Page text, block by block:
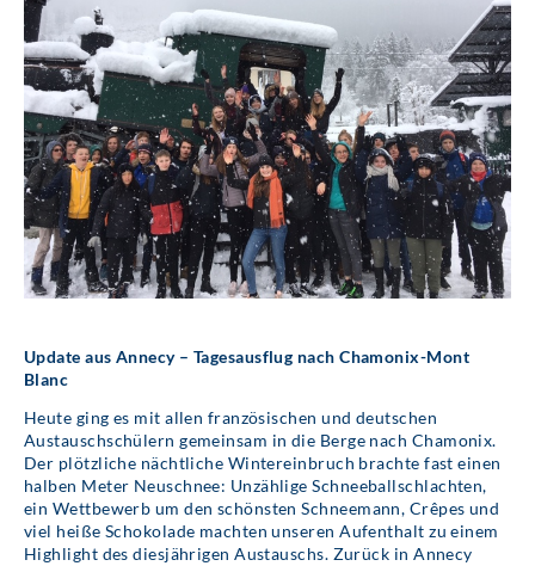
Update aus Annecy – Tagesausflug nach Chamonix-Mont
Blanc
Heute ging es mit allen französischen und deutschen
Austauschschülern gemeinsam in die Berge nach Chamonix.
Der plötzliche nächtliche Wintereinbruch brachte fast einen
halben Meter Neuschnee: Unzählige Schneeballschlachten,
ein Wettbewerb um den schönsten Schneemann, Crêpes und
viel heiße Schokolade machten unseren Aufenthalt zu einem
Highlight des diesjährigen Austauschs. Zurück in Annecy